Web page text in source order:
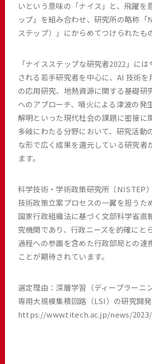
いという意味の「ナイス」と、飛躍を
ップ」を組み合わせ、研究所の略称「
ステップ）」にからめてつけられたも
「ナイスステップな研究者2022」に
される若手研究者を中心に、AI 技術を
の応用研究、地熱資源に関する基礎研
へのアプローチ、噴火による津波の発
解明といった現代社会の課題に密接に
多岐にわたる分野において、研究活動
な形で広く成果を還元している研究者
ます。
科学技術・学術政策研究所（NISTEP
技術政策立案プロセスの一翼を担うた
国家行政組織法に基づく文部科学省直
究機関であり、行政ニーズを的確にと
過程への参画を含めた行政部局との連
ことが期待されています。
選定理由：深層学習（ディープラーニ
専用大規模集積回路（LSI）の研究開発
https://www.titech.ac.jp/news/2023/